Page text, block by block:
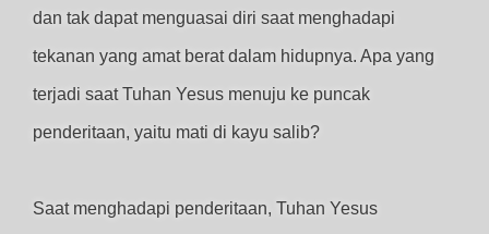
dan tak dapat menguasai diri saat menghadapi
tekanan yang amat berat dalam hidupnya. Apa yang
terjadi saat Tuhan Yesus menuju ke puncak
penderitaan, yaitu mati di kayu salib?
Saat menghadapi penderitaan, Tuhan Yesus